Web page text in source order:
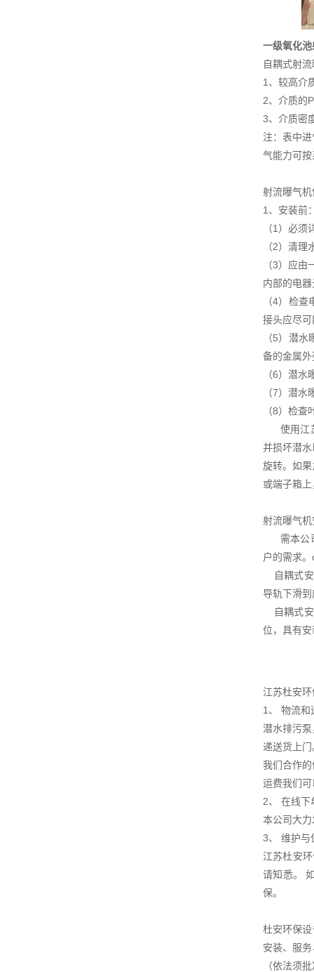
一级氧化
自耦式射
1、较高介
2、介质的
3、介质密
注：表中
气能力可
射流曝气
1、安装前
（1）必
（2）清
（3）应
内部的电
（4）检
接头应尽
（5）潜
备的金属
（6）潜
（7）潜
（8）检查
使用江苏
并损坏潜
旋转。如
或端子箱
射流曝气
需本公司
户的需求
自耦式安
导轨下滑
自耦式安
位，具有
江苏杜安
1、 物流和
潜水排污
递送货上门
我们合作
运费我们
2、 在线下
本公司大
3、 维护与
江苏杜安
请知悉。
保。
杜安环保
安装、服
（依法须